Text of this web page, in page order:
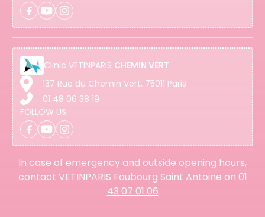
Clinic VETINPARIS CHEMIN VERT
137 Rue du Chemin Vert, 75011 Paris
01 48 06 38 19
FOLLOW US
In case of emergency and outside opening hours,
contact VETINPARIS Faubourg Saint Antoine on 01
43 07 01 06